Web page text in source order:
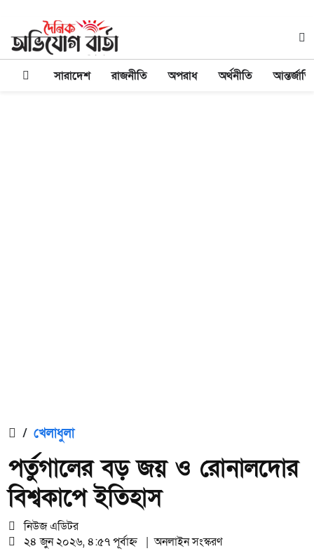
সারাদেশ রাজনীতি অপরাধ অর্থনীতি
/ খেলাধুলা
পর্তুগালের বড় জয় ও রোনালদোর
বিশ্বকাপে ইতিহাস
নিউজ এডিটর
২৪ জুন ২০২৬, ৪:৫৭ পূর্বাহ্ন | অনলাইন সংস্করণ